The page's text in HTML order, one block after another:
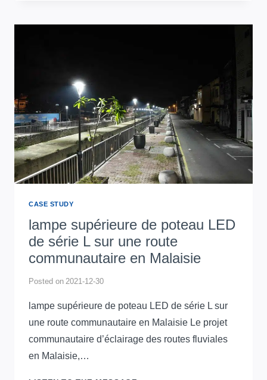
DU
CLUBHOUSE
D’TEMPAT
EN
MALAISIE
CASE STUDY
lampe supérieure de poteau LED
de série L sur une route
communautaire en Malaisie
Posted on 2021-12-30
lampe supérieure de poteau LED de série L sur
une route communautaire en Malaisie Le projet
communautaire d’éclairage des routes fluviales
en Malaisie,…